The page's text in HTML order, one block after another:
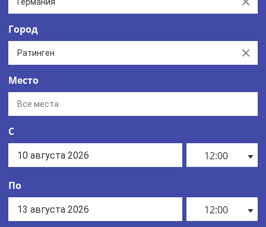
Clear
Город
Clear
Место
С
12:00
По
12:00